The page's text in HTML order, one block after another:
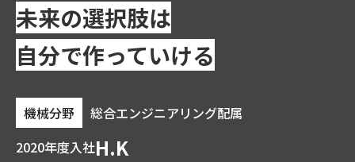
未来の選択肢は
自分で作っていける
機械分野
総合エンジニアリング配属
2020年度入社H.K